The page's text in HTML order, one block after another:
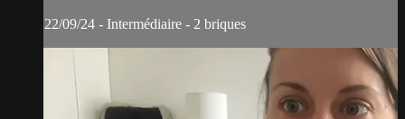
22/09/24 - Intermédiaire - 2 briques